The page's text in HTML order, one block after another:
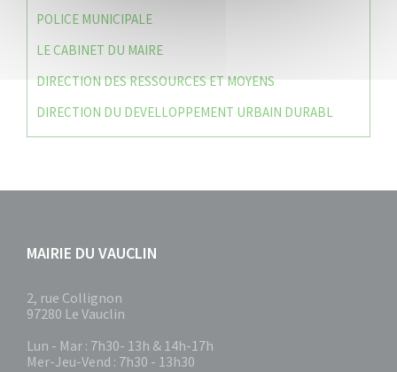
POLICE MUNICIPALE
LE CABINET DU MAIRE
DIRECTION DES RESSOURCES ET MOYENS
DIRECTION DU DEVELLOPPEMENT URBAIN DURABL
MAIRIE DU VAUCLIN
2, rue Collignon
97280 Le Vauclin
Lun - Mar : 7h30- 13h & 14h-17h
Mer-Jeu-Vend : 7h30 - 13h30